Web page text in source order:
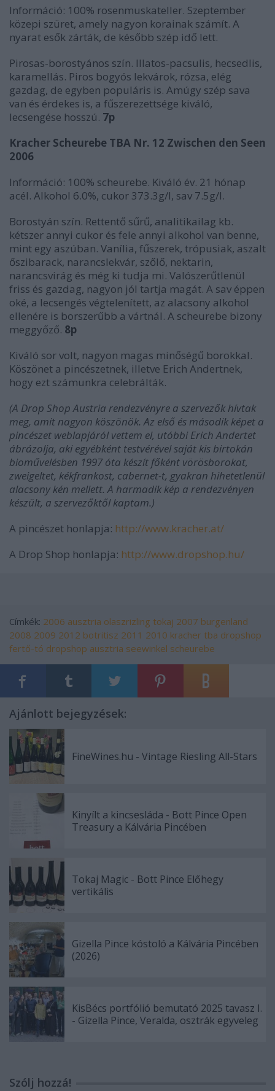
Információ: 100% rosenmuskateller. Szeptember
közepi szüret, amely nagyon korainak számít. A
nyarat esők zárták, de később szép idő lett.
Pirosas-borostyános szín. Illatos-pacsulis, hecsedlis,
karamellás. Piros bogyós lekvárok, rózsa, elég
gazdag, de egyben populáris is. Amúgy szép sava
van és érdekes is, a fűszerezettsége kiváló,
lecsengése hosszú. 7p
Kracher Scheurebe TBA Nr. 12 Zwischen den Seen
2006
Információ: 100% scheurebe. Kiváló év. 21 hónap
acél. Alkohol 6.0%, cukor 373.3g/l, sav 7.5g/l.
Borostyán szín. Rettentő sűrű, analitikailag kb.
kétszer annyi cukor és fele annyi alkohol van benne,
mint egy aszúban. Vanília, fűszerek, trópusiak, aszalt
őszibarack, narancslekvár, szőlő, nektarin,
narancsvirág és még ki tudja mi. Valószerűtlenül
friss és gazdag, nagyon jól tartja magát. A sav éppen
oké, a lecsengés végtelenített, az alacsony alkohol
ellenére is borszerűbb a vártnál. A scheurebe bizony
meggyőző. 8p
Kiváló sor volt, nagyon magas minőségű borokkal.
Köszönet a pincészetnek, illetve Erich Andertnek,
hogy ezt számunkra celebrálták.
(A Drop Shop Austria rendezvényre a szervezők hívtak
meg, amit nagyon köszönök. Az első és második képet a
pincészet weblapjáról vettem el, utóbbi Erich Andertet
ábrázolja, aki egyébként testvérével saját kis birtokán
bioművelésben 1997 óta készít főként vörösborokat,
zweigeltet, kékfrankost, cabernet-t, gyakran hihetetlenül
alacsony kén mellett. A harmadik kép a rendezvényen
készült, a szervezőktől kaptam.)
A pincészet honlapja: http://www.kracher.at/
A Drop Shop honlapja: http://www.dropshop.hu/
Címkék: 2006 ausztria olaszrizling tokaj 2007 burgenland
2008 2009 2012 botritisz 2011 2010 kracher tba dropshop
fertő-tó dropshop ausztria seewinkel scheurebe
Ajánlott bejegyzések:
FineWines.hu - Vintage Riesling All-Stars
Kinyílt a kincsesláda - Bott Pince Open
Treasury a Kálvária Pincében
Tokaj Magic - Bott Pince Előhegy
vertikális
Gizella Pince kóstoló a Kálvária Pincében
(2026)
KisBécs portfólió bemutató 2025 tavasz I.
- Gizella Pince, Veralda, osztrák egyveleg
Szólj hozzá!